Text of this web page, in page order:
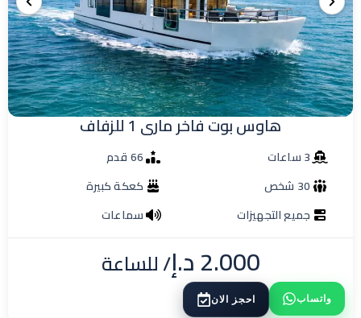
هاوس بوت فاخر مارى 1 للزفاف
3 ساعات
66 قدم
30 شخص
كعكة كبيرة
جميع التجهيزات
سماعات
2.000د.إ/ للساعة
واتساب احجز الان